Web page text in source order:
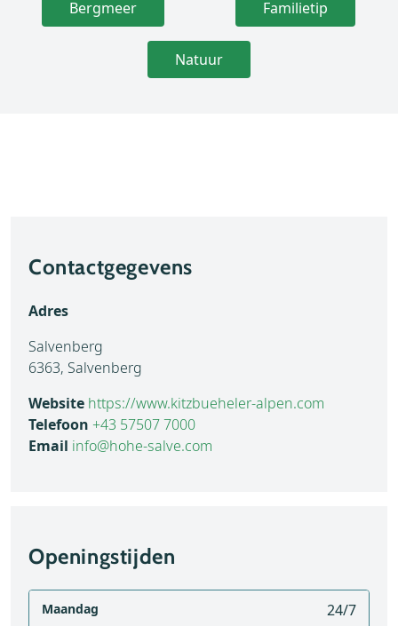
Bergmeer Familietip
Natuur
Contactgegevens
Adres
Salvenberg
6363, Salvenberg
Website https://www.kitzbueheler-alpen.com
Telefoon +43 57507 7000
Email info@hohe-salve.com
Openingstijden
Maandag 24/7